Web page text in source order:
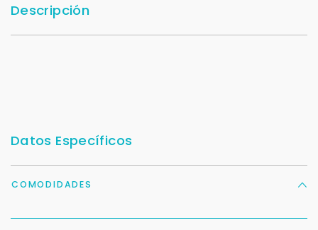
Descripción
Datos Específicos
COMODIDADES